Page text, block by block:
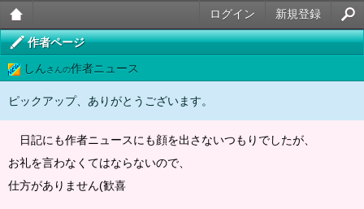
大人
のケ
ータ
能小
説
新規登録
ログイン
作者ページ
しんさんの作者ニュース
ピックアップ、ありがとうございます。
日記にも作者ニュースにも顔を出さないつもりでしたが、
お礼を言わなくてはならないので、
仕方がありません(歓喜